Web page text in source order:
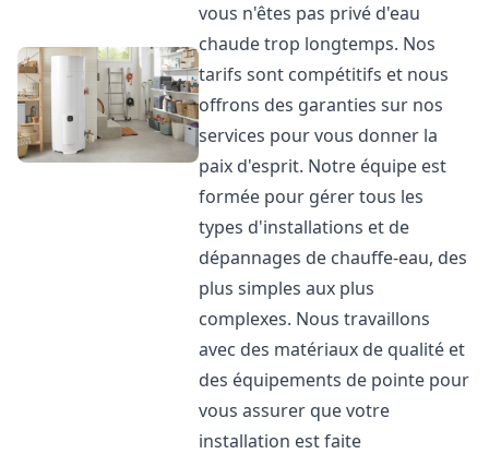
vous n'êtes pas privé d'eau
chaude trop longtemps. Nos
tarifs sont compétitifs et nous
offrons des garanties sur nos
services pour vous donner la
paix d'esprit. Notre équipe est
formée pour gérer tous les
types d'installations et de
dépannages de chauffe-eau, des
plus simples aux plus
complexes. Nous travaillons
avec des matériaux de qualité et
des équipements de pointe pour
vous assurer que votre
installation est faite